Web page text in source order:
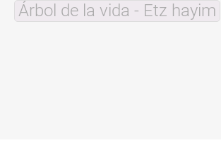
Árbol de la vida - Etz hayim